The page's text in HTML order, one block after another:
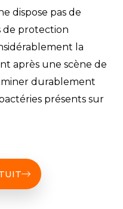
dispose pas de
de protection
la
après une scène de
durablement
présents sur